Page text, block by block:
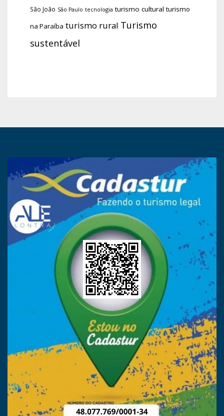
São João São Paulo tecnologia turismo cultural turismo
na Paraíba turismo rural Turismo
sustentável